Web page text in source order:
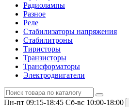
Радиолампы
Разное
Реле
Стабилизаторы напряжения
Стабилитроны
Тиристоры
Транзисторы
Трансформаторы
Электродвигатели
Пн-пт 09:15-18:45 Сб-вс 10:00-18:00